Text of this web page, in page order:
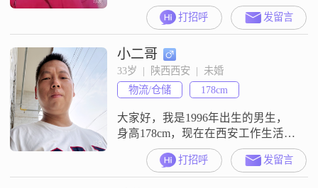
172cm##3002##我现在在榆林这边工
作生活##3002##关于收入情况，我
现在的月收入在5001元到8000元这
个区间##3002##我的学历是高中及
以下##3002##平时大家对我的评价
里，说我责任感强，遇到事情能担
当起来##3002##我
打招呼 发留言
小二哥
33岁  |  陕西西安  |  未婚
物流/仓储
178cm
大家好，我是1996年出生的男生，
身高178cm，现在在西安工作生活
##3002##我的学历是大专，月收入
在8001元到12000元这个区间
##3002##关于我的性格，我觉得自
打招呼 发留言